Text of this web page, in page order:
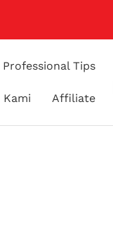
Professional Tips
Kami Affiliate